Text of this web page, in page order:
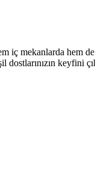
mekanlarda hem
dostlarınızın keyfini